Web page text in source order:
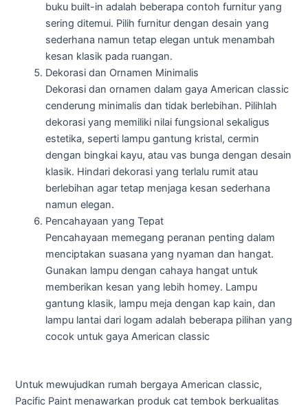
buku built-in adalah beberapa contoh furnitur yang
sering ditemui. Pilih furnitur dengan desain yang
sederhana namun tetap elegan untuk menambah
kesan klasik pada ruangan.
Dekorasi dan Ornamen Minimalis
Dekorasi dan ornamen dalam gaya American classic
cenderung minimalis dan tidak berlebihan. Pilihlah
dekorasi yang memiliki nilai fungsional sekaligus
estetika, seperti lampu gantung kristal, cermin
dengan bingkai kayu, atau vas bunga dengan desain
klasik. Hindari dekorasi yang terlalu rumit atau
berlebihan agar tetap menjaga kesan sederhana
namun elegan.
Pencahayaan yang Tepat
Pencahayaan memegang peranan penting dalam
menciptakan suasana yang nyaman dan hangat.
Gunakan lampu dengan cahaya hangat untuk
memberikan kesan yang lebih homey. Lampu
gantung klasik, lampu meja dengan kap kain, dan
lampu lantai dari logam adalah beberapa pilihan yang
cocok untuk gaya American classic
Untuk mewujudkan rumah bergaya American classic,
Pacific Paint menawarkan produk cat tembok berkualitas